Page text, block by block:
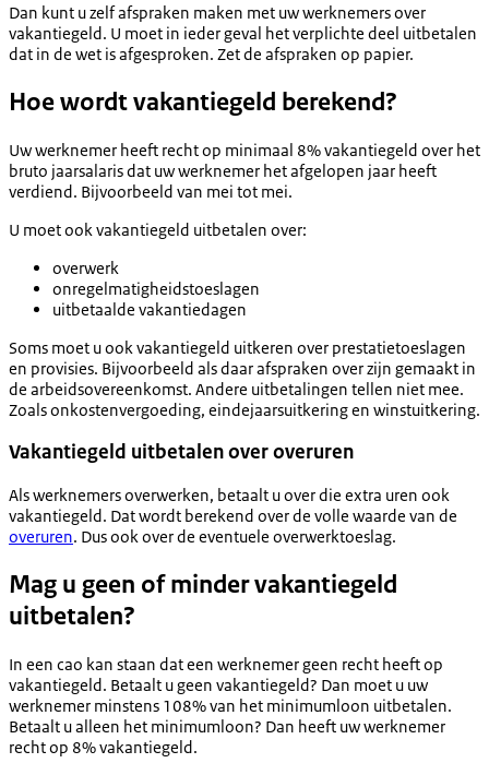
Dan kunt u zelf afspraken maken met uw werknemers over
vakantiegeld. U moet in ieder geval het verplichte deel uitbetalen
dat in de wet is afgesproken. Zet de afspraken op papier.
Hoe wordt vakantiegeld berekend?
Uw werknemer heeft recht op minimaal 8% vakantiegeld over het
bruto jaarsalaris dat uw werknemer het afgelopen jaar heeft
verdiend. Bijvoorbeeld van mei tot mei.
U moet ook vakantiegeld uitbetalen over:
overwerk
onregelmatigheidstoeslagen
uitbetaalde vakantiedagen
Soms moet u ook vakantiegeld uitkeren over prestatietoeslagen
en provisies. Bijvoorbeeld als daar afspraken over zijn gemaakt in
de arbeidsovereenkomst. Andere uitbetalingen tellen niet mee.
Zoals onkostenvergoeding, eindejaarsuitkering en winstuitkering.
Vakantiegeld uitbetalen over overuren
Als werknemers overwerken, betaalt u over die extra uren ook
vakantiegeld. Dat wordt berekend over de volle waarde van de
overuren. Dus ook over de eventuele overwerktoeslag.
Mag u geen of minder vakantiegeld
uitbetalen?
In een cao kan staan dat een werknemer geen recht heeft op
vakantiegeld. Betaalt u geen vakantiegeld? Dan moet u uw
werknemer minstens 108% van het minimumloon uitbetalen.
Betaalt u alleen het minimumloon? Dan heeft uw werknemer
recht op 8% vakantiegeld.